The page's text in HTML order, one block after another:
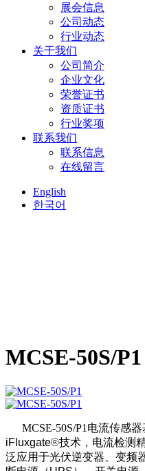
展会信息
公司动态
行业动态
关于我们
公司简介
企业文化
荣誉证书
资质证书
行业奖项
联系我们
联系信息
在线留言
English
한국어
MCSE-50S/P1
MCSE-50S/P1 电流传感器
iFluxgate®技术，电流检测
泛应用于光伏逆变器、变频